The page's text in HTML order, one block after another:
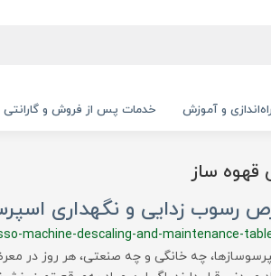
راه‌اندازی و آموزش خدمات پس از فروش و گارانتی
ساز
رسوب زدایی و نگهداری
machine-descaling-and-maintenance-
چه خانگی و چه صنعتی، هر روز در